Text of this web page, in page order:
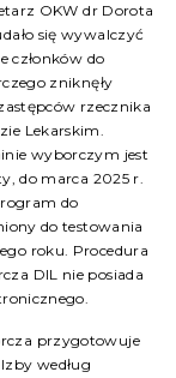
OKW dr Dorota
się wywalczyć
członków do
zniknęły
rzecznika
Lekarskim.
wyborczym jest
do marca 2025 r.
do
do testowania
roku. Procedura
DIL nie posiada
przygotowuje
według